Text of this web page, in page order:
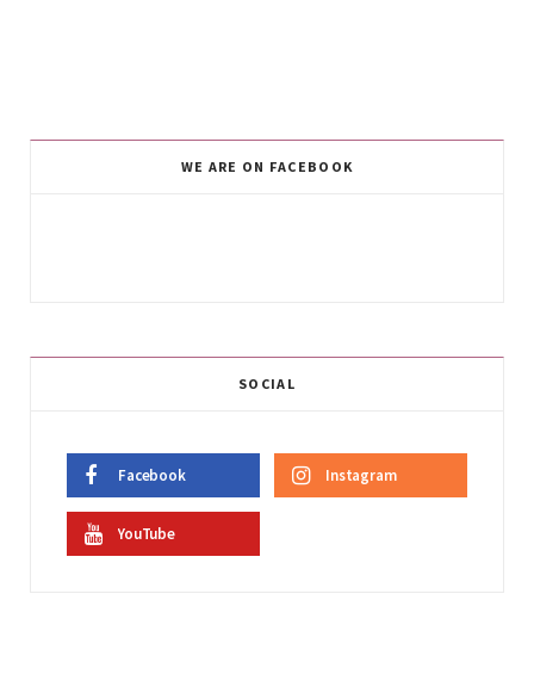
WE ARE ON FACEBOOK
SOCIAL
Facebook Instagram
YouTube